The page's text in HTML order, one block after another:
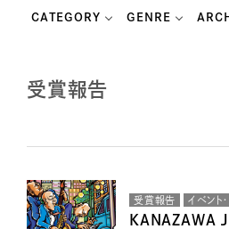
CATEGORY GENRE
受賞報告
受賞報告 イベント
KANAZAWA